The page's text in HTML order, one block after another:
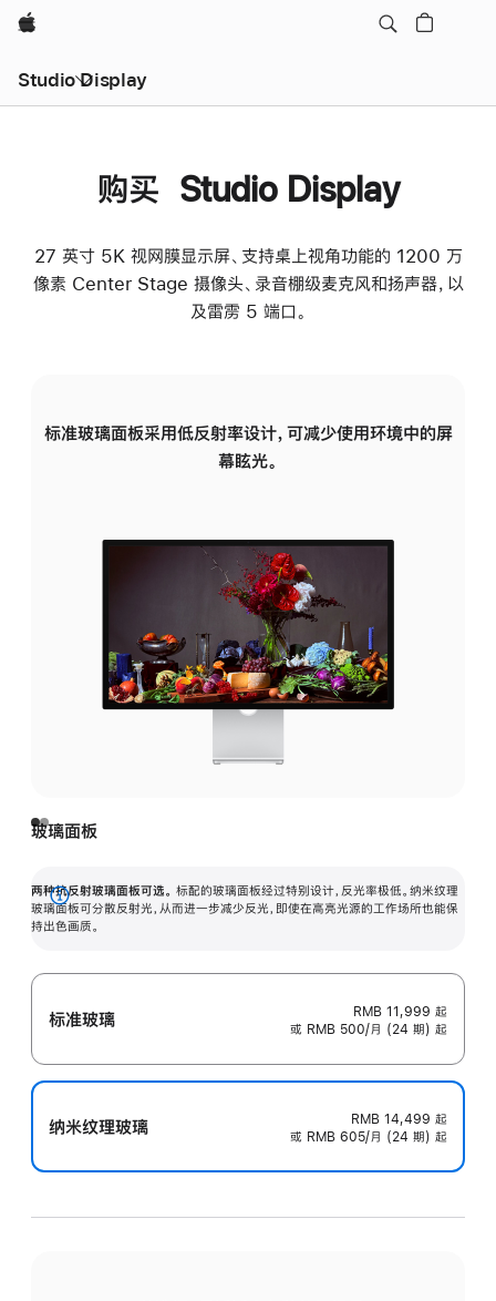
Apple
Studio Display
购买 Studio Display
27 英寸 5K 视网膜显示屏、支持桌上视角功能的 1200 万
像素 Center Stage 摄像头、录音棚级麦克风和扬声器，以
及雷雳 5 端口。
标准玻璃面板采用低反射率设计，可减少使用环境中的屏
幕眩光。
玻璃面板
两种抗反射玻璃面板可选。 标配的玻璃面板经过特别设计，反光率极低。纳米纹理
玻璃面板可分散反射光，从而进一步减少反光，即使在高亮光源的工作场所也能保
持出色画质。
展
开
标准玻璃 RMB 11,999 起
或 RMB 500/月 (24 期) 起
纳米纹理玻璃 RMB 14,499 起
或 RMB 605/月 (24 期) 起